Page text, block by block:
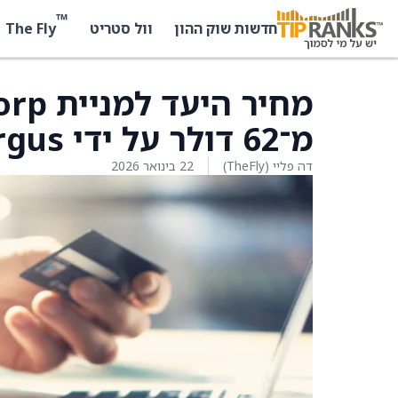
חדשות שוק ההון וול סטריט ™
The Fly
מ־62 דולר על ידי Argus
דה פליי (TheFly) 22 בינואר 2026